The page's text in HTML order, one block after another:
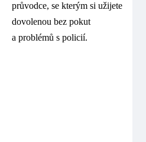
průvodce, se kterým si užijete
dovolenou bez pokut
a problémů s policií.